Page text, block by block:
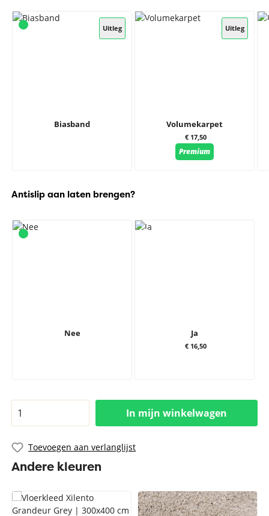
Uitleg
Biasband
Uitleg
Volumekarpet
€ 17,50
Premium
Antislip aan laten brengen?
Nee Ja
€ 16,50
In mijn winkelwagen
Toevoegen aan verlanglijst
Andere kleuren